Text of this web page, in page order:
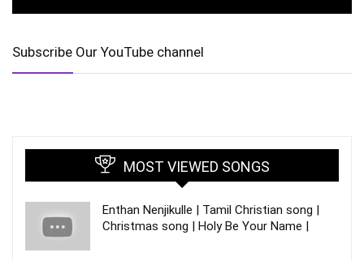
Subscribe Our YouTube channel
MOST VIEWED SONGS
Enthan Nenjikulle | Tamil Christian song |
Christmas song | Holy Be Your Name |